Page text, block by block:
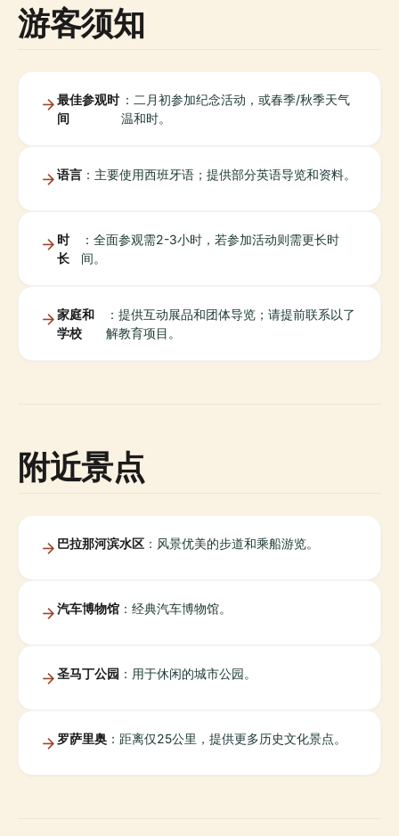
游客须知
最佳参观时
间
：二月初参加纪念活动，或春季/秋季天气
温和时。
语言 ：主要使用西班牙语；提供部分英语导览和资料。
时
长
：全面参观需2-3小时，若参加活动则需更长时
间。
家庭和
学校
：提供互动展品和团体导览；请提前联系以了
解教育项目。
附近景点
巴拉那河滨水区 ：风景优美的步道和乘船游览。
汽车博物馆 ：经典汽车博物馆。
圣马丁公园 ：用于休闲的城市公园。
罗萨里奥 ：距离仅25公里，提供更多历史文化景点。